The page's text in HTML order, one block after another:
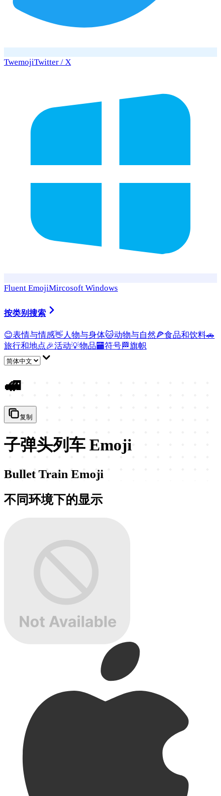
TwemojiTwitter / X
Fluent EmojiMircosoft Windows
按类别搜索
😊表情与情感👋 人物与身体🐱动物与自然🍕食品和饮料🚗
旅行和地点🎉活动💡物品🏧符号🏁旗帜
🚅
复制
子弹头列车 Emoji
Bullet Train Emoji
不同环境下的显示